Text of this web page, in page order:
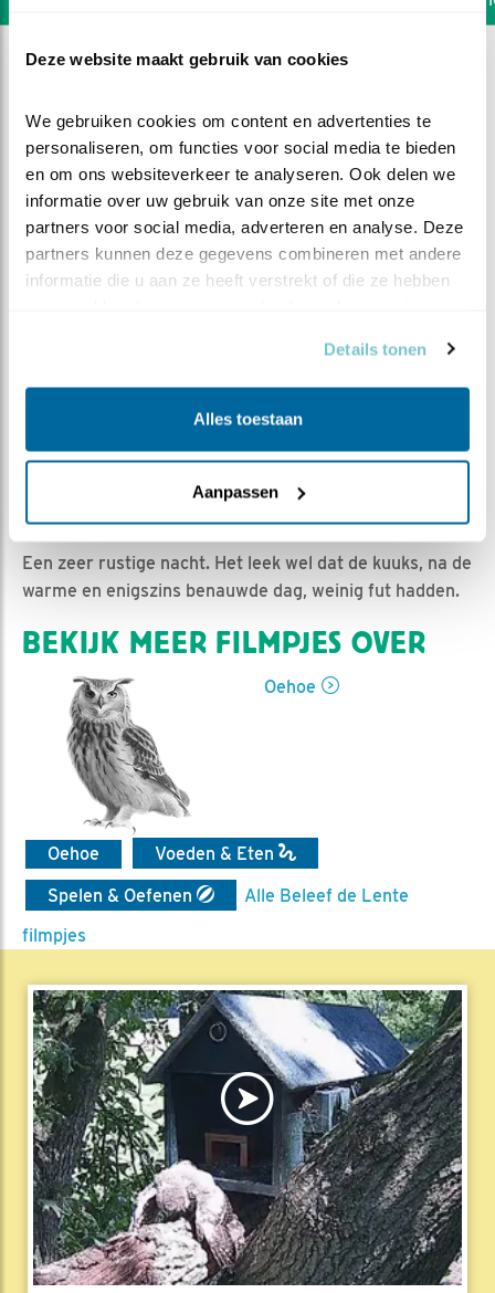
Deze website maakt gebruik van cookies
We gebruiken cookies om content en advertenties te
personaliseren, om functies voor social media te bieden
en om ons websiteverkeer te analyseren. Ook delen we
informatie over uw gebruik van onze site met onze
partners voor social media, adverteren en analyse. Deze
partners kunnen deze gegevens combineren met andere
informatie die u aan ze heeft verstrekt of die ze hebben
Details tonen
Alles toestaan
Aanpassen
Weinig fut
Romke Visser | Geplaatst op 5 juni 2021, 11:10 |
ik leuk| Bewaar dit filmpje|
677x
Een zeer rustige nacht. Het leek wel dat de kuuks, na de
warme en enigszins benauwde dag, weinig fut hadden.
BEKIJK MEER FILMPJES OVER
Oehoe
Oehoe
Voeden & Eten
Spelen & Oefenen
Alle Beleef de Lente
filmpjes